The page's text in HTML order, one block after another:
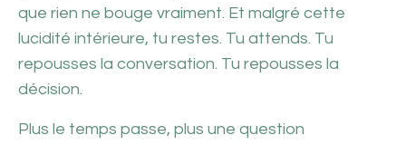
que rien ne bouge vraiment. Et malgré cette
lucidité intérieure, tu restes. Tu attends. Tu
repousses la conversation. Tu repousses la
décision.
Plus le temps passe, plus une question